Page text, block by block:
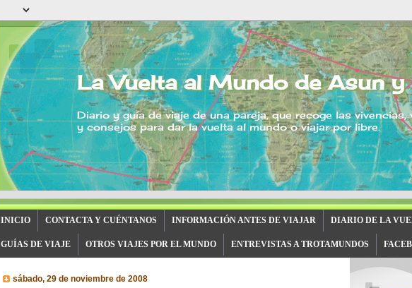
La Vuelta al Mundo de Asun y
Diario y guía de viaje de una pareja, que recoge las
y consejos para dar la vuelta al mundo o viajar por libre.
INICIO CONTACTA Y CUÉNTANOS INFORMACIÓN ANTES DE VIAJAR DIARIO DE LA
GUÍAS DE VIAJE OTROS VIAJES POR EL MUNDO ENTREVISTAS A TROTAMUNDOS
sábado, 29 de noviembre de 2008